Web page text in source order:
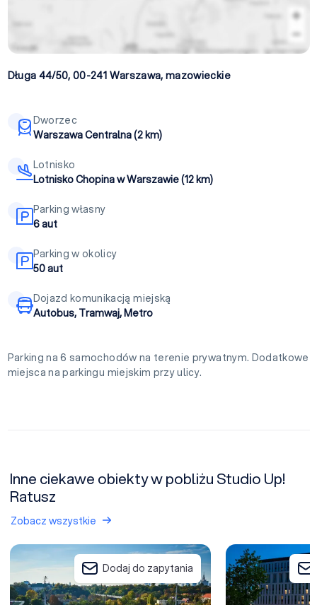
Długa 44/50, 00-241 Warszawa,mazowieckie
Dworzec
Warszawa Centralna (2 km)
Lotnisko
Lotnisko Chopina w Warszawie (12 km)
Parking własny
6 aut
Parking w okolicy
50 aut
Dojazd komunikacją miejską
Autobus, Tramwaj, Metro
Parking na 6 samochodów na terenie prywatnym. Dodatkowe
miejsca na parkingu miejskim przy ulicy.
Inne ciekawe obiekty w pobliżu Studio Up!
Ratusz
Zobacz wszystkie
Warsaw Experience Center
Dodaj do zapytania
Focus Hotel